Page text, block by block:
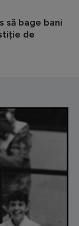
să bage bani
de